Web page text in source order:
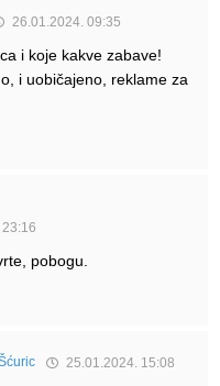
26.01.2024. 09:35
i koje kakve zabave!
i uobičajeno, reklame za
pobogu.
25.01.2024. 15:08